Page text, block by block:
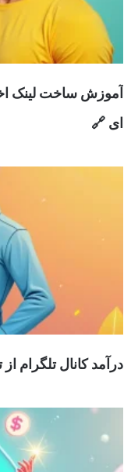
آموزش ساخت لینک
ای 🔗
درآمد کانال تلگرام